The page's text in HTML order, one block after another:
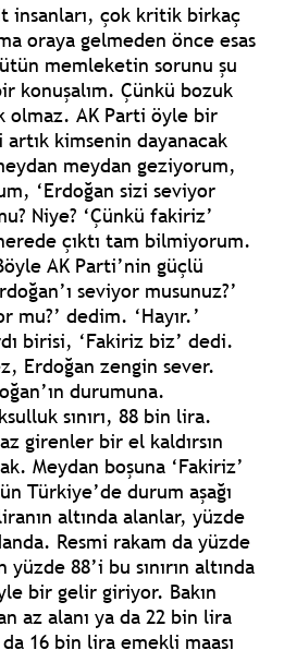
insanları, çok kritik birkaç
oraya gelmeden önce esas
memleketin sorunu şu
konuşalım. Çünkü bozuk
olmaz. AK Parti öyle bir
kimsenin dayanacak
meydan geziyorum,
‘Erdoğan sizi seviyor
Niye? ‘Çünkü fakiriz’
çıktı tam bilmiyorum.
AK Parti’nin güçlü
seviyor musunuz?’
mu?’ dedim. ‘Hayır.’
birisi, ‘Fakiriz biz’ dedi.
Erdoğan zengin sever.
durumuna.
sınırı, 88 bin lira.
girenler bir el kaldırsın
Meydan boşuna ‘Fakiriz’
Türkiye’de durum aşağı
altında alanlar, yüzde
Resmi rakam da yüzde
88’i bu sınırın altında
bir gelir giriyor. Bakın
az alanı ya da 22 bin lira
16 bin lira emekli maaşı